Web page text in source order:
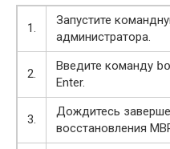
1.
Запустите
администратора.
2.
Введите команду
Enter.
3.
Дождитесь
восстановления